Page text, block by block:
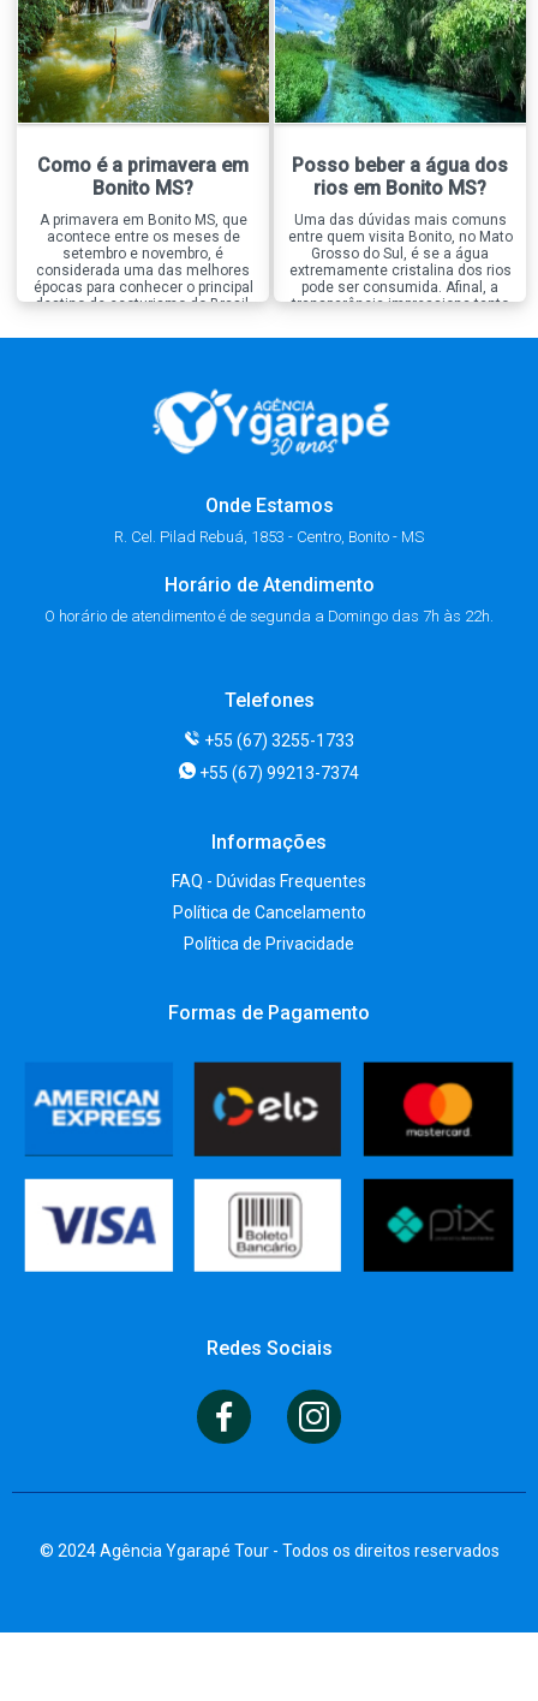
Como é a primavera em
Bonito MS?
A primavera em Bonito MS, que
acontece entre os meses de
setembro e novembro, é
considerada uma das melhores
épocas para conhecer o principal
destino de ecoturismo do Brasil.
por um período de renovação, as
com águas extremamente
cristalinas, criando o cenário […]
Posso beber a água dos
rios em Bonito MS?
Uma das dúvidas mais comuns
entre quem visita Bonito, no Mato
Grosso do Sul, é se a água
extremamente cristalina dos rios
pode ser consumida. Afinal, a
transparência impressiona tanto
seja naturalmente própria para
Onde Estamos
R. Cel. Pilad Rebuá, 1853 - Centro, Bonito - MS
Horário de Atendimento
O horário de atendimento é de segunda a Domingo das 7h às 22h.
Telefones
+55 (67) 3255-1733
+55 (67) 99213-7374
Informações
FAQ - Dúvidas Frequentes
Política de Cancelamento
Política de Privacidade
Formas de Pagamento
Redes Sociais
© 2024 Agência Ygarapé Tour - Todos os direitos reservados